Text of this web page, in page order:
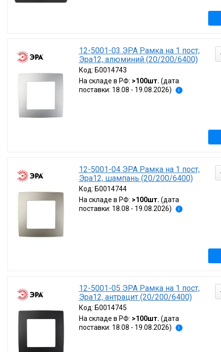
12-5001-03 ЭРА Рамка на 1 пост,
Эра12, алюминий (20/200/6400)
Код: Б0014743
На складе в РФ: >100шт. (дата
поставки: 18.08 - 19.08.2026)
i
12-5001-04 ЭРА Рамка на 1 пост,
Эра12, шампань (20/200/6400)
Код: Б0014744
На складе в РФ: >100шт. (дата
поставки: 18.08 - 19.08.2026)
i
12-5001-05 ЭРА Рамка на 1 пост,
Эра12, антрацит (20/200/6400)
Код: Б0014745
На складе в РФ: >100шт. (дата
поставки: 18.08 - 19.08.2026)
i